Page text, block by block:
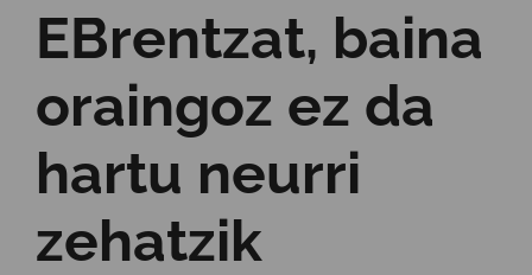
EBrentzat, baina
oraingoz ez da
hartu neurri
zehatzik